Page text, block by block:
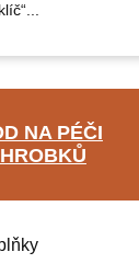
NA PÉČI